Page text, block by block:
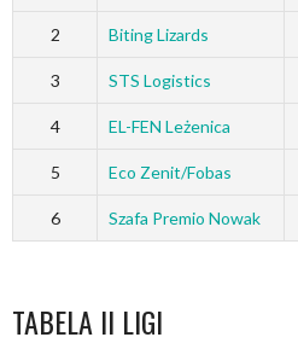
2 Biting Lizards
3 STS Logistics
4 EL-FEN Leżenica
5 Eco Zenit/Fobas
6 Szafa Premio Nowak
TABELA II LIGI